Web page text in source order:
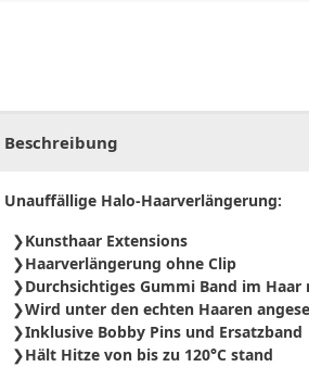
Beschreibung
Unauffällige Halo-Haarverlängerung:
Kunsthaar Extensions
Haarverlängerung ohne Clip
Durchsichtiges Gummi Band im
Wird unter den echten Haaren
Inklusive Bobby Pins und Ersatzband
Hält Hitze von bis zu 120°C stand